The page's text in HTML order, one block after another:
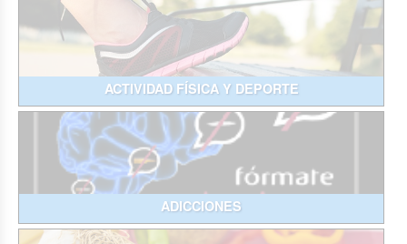
ACTIVIDAD FÍSICA Y DEPORTE
ADICCIONES